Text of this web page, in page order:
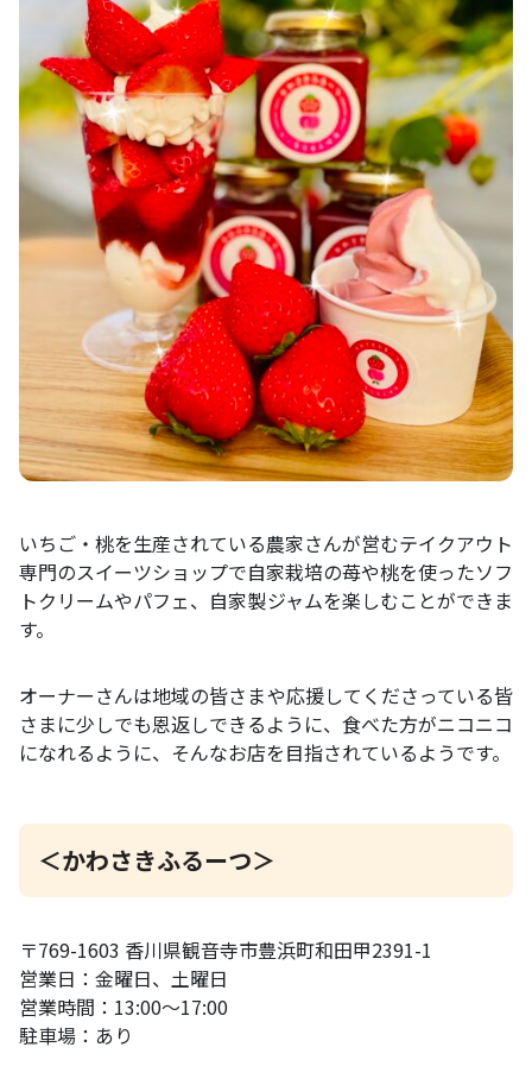
いちご・桃を生産されている農家さんが営むテイクアウト
専門のスイーツショップで自家栽培の苺や桃を使ったソフ
トクリームやパフェ、自家製ジャムを楽しむことができま
す。
オーナーさんは地域の皆さまや応援してくださっている皆
さまに少しでも恩返しできるように、食べた方がニコニコ
になれるように、そんなお店を目指されているようです。
＜かわさきふるーつ＞
〒769-1603 香川県観音寺市豊浜町和田甲2391-1
営業日：金曜日、土曜日
営業時間：13:00〜17:00
駐車場：あり